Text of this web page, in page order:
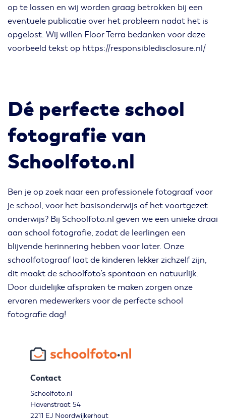
op te lossen en wij worden graag betrokken bij een
eventuele publicatie over het probleem nadat het is
opgelost. Wij willen Floor Terra bedanken voor deze
voorbeeld tekst op https://responsibledisclosure.nl/
Dé perfecte school
fotografie van
Schoolfoto.nl
Ben je op zoek naar een professionele fotograaf voor
je school, voor het basisonderwijs of het voortgezet
onderwijs? Bij Schoolfoto.nl geven we een unieke draai
aan school fotografie, zodat de leerlingen een
blijvende herinnering hebben voor later. Onze
schoolfotograaf laat de kinderen lekker zichzelf zijn,
dit maakt de schoolfoto’s spontaan en natuurlijk.
Door duidelijke afspraken te maken zorgen onze
ervaren medewerkers voor de perfecte school
fotografie dag!
Contact
Schoolfoto.nl
Havenstraat 54
2211 EJ Noordwijkerhout